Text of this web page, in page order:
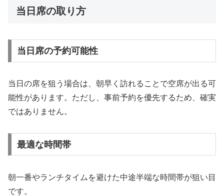
当日席の取り方
当日席の予約可能性
当日の席を狙う場合は、朝早く訪れることで空席が出る可
能性があります。ただし、事前予約を優先するため、確実
ではありません。
最適な時間帯
朝一番やランチタイムを避けた中途半端な時間帯が狙い目
です。